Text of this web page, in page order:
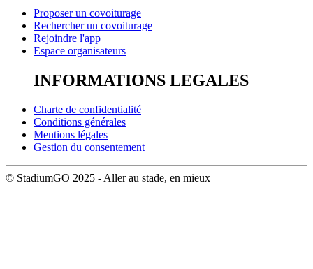
Proposer un covoiturage
Rechercher un covoiturage
Rejoindre l'app
Espace organisateurs
INFORMATIONS LEGALES
Charte de confidentialité
Conditions générales
Mentions légales
Gestion du consentement
© StadiumGO 2025 - Aller au stade, en mieux